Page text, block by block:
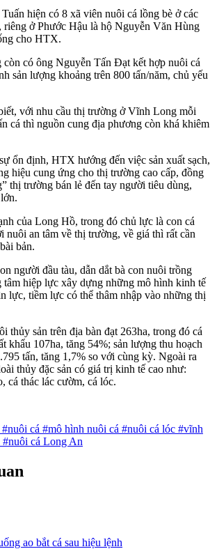
hiện có 8 xã viên nuôi cá lồng bè ở các
ở Phước Hậu là hộ Nguyễn Văn Hùng
cho HTX.
còn có ông Nguyễn Tấn Đạt kết hợp nuôi cá
sản lượng khoảng trên 800 tấn/năm, chủ yếu
với nhu cầu thị trường ở Vĩnh Long mỗi
cá thì nguồn cung địa phương còn khá khiêm
ổn định, HTX hướng đến việc sản xuất sạch,
hiệu cung ứng cho thị trường cao cấp, đồng
thị trường bán lẻ đến tay người tiêu dùng,
của Long Hồ, trong đó chủ lực là con cá
nuôi an tâm về thị trường, về giá thì rất cần
bản.
người đầu tàu, dẫn dắt bà con nuôi trồng
tâm hiệp lực xây dựng những mô hình kinh tế
lực, tiềm lực có thể thâm nhập vào những thị
thủy sản trên địa bàn đạt 263ha, trong đó cá
khẩu 107ha, tăng 54%; sản lượng thu hoạch
tấn, tăng 1,7% so với cùng kỳ. Ngoài ra
thủy đặc sản có giá trị kinh tế cao như:
cá thác lác cườm, cá lóc.
#nuôi cá #mô hình nuôi cá #nuôi cá lóc #vĩnh
#nuôi cá Long An
ao bắt cá sau hiệu lệnh